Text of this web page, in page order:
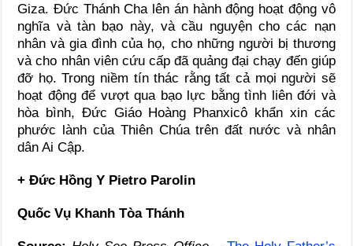
Giza. Đức Thánh Cha lên án hành động hoạt động vô
nghĩa và tàn bạo này, và cầu nguyện cho các nạn
nhân và gia đình của họ, cho những người bị thương
và cho nhân viên cứu cấp đã quảng đại chạy đến giúp
đỡ họ. Trong niềm tín thác rằng tất cả mọi người sẽ
hoạt động để vượt qua bạo lực bằng tình liên đới và
hòa bình, Đức Giáo Hoàng Phanxicô khẩn xin các
phước lành của Thiên Chúa trên đất nước và nhân
dân Ai Cập.
+ Đức Hồng Y Pietro Parolin
Quốc Vụ Khanh Tòa Thánh